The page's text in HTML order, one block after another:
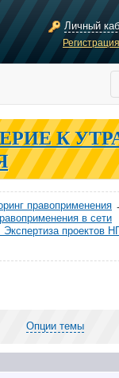
Личный
К
правоприменения
в сети
Экспертиза проектов
Опции темы